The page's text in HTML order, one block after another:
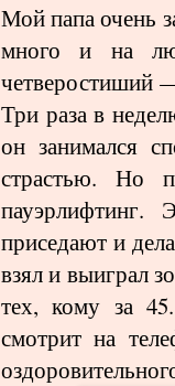
Мой папа очень
много и на
четверостиший
Три раза в
он занимался
страстью. Но
пауэрлифтинг.
приседают и
взял и выиграл
тех, кому за
смотрит на